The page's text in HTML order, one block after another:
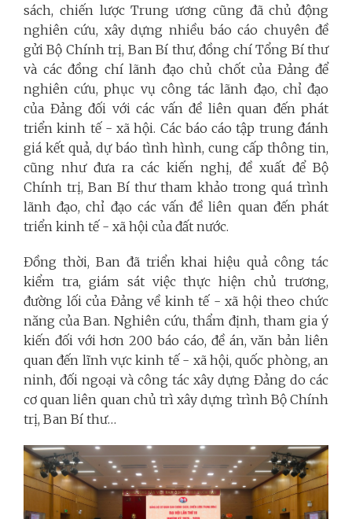
sách, chiến lược Trung ương cũng đã chủ động
nghiên cứu, xây dựng nhiều báo cáo chuyên đề
gửi Bộ Chính trị, Ban Bí thư, đồng chí Tổng Bí thư
và các đồng chí lãnh đạo chủ chốt của Đảng để
nghiên cứu, phục vụ công tác lãnh đạo, chỉ đạo
của Đảng đối với các vấn đề liên quan đến phát
triển kinh tế - xã hội. Các báo cáo tập trung đánh
giá kết quả, dự báo tình hình, cung cấp thông tin,
cũng như đưa ra các kiến nghị, đề xuất để Bộ
Chính trị, Ban Bí thư tham khảo trong quá trình
lãnh đạo, chỉ đạo các vấn đề liên quan đến phát
triển kinh tế - xã hội của đất nước.
Đồng thời, Ban đã triển khai hiệu quả công tác
kiểm tra, giám sát việc thực hiện chủ trương,
đường lối của Đảng về kinh tế - xã hội theo chức
năng của Ban. Nghiên cứu, thẩm định, tham gia ý
kiến đối với hơn 200 báo cáo, đề án, văn bản liên
quan đến lĩnh vực kinh tế - xã hội, quốc phòng, an
ninh, đối ngoại và công tác xây dựng Đảng do các
cơ quan liên quan chủ trì xây dựng trình Bộ Chính
trị, Ban Bí thư…